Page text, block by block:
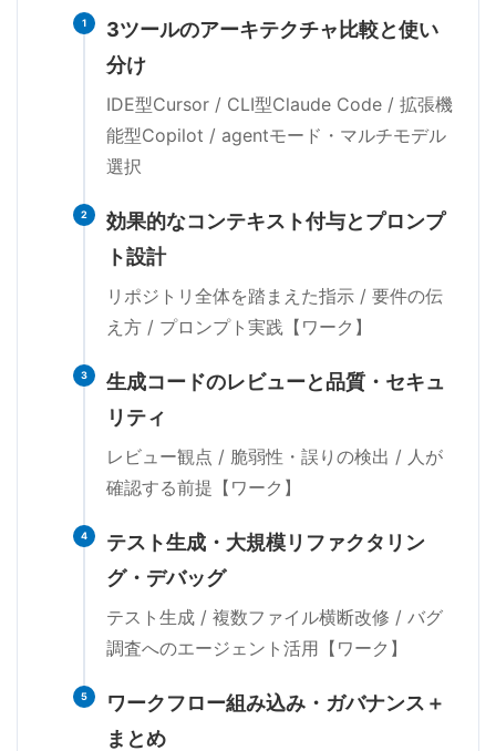
1
3ツールのアーキテクチャ比較と使い
分け
IDE型Cursor / CLI型Claude Code / 拡張機
能型Copilot / agentモード・マルチモデル
選択
2
効果的なコンテキスト付与とプロンプ
ト設計
リポジトリ全体を踏まえた指示 / 要件の伝
え方 / プロンプト実践【ワーク】
3
生成コードのレビューと品質・セキュ
リティ
レビュー観点 / 脆弱性・誤りの検出 / 人が
確認する前提【ワーク】
4
テスト生成・大規模リファクタリン
グ・デバッグ
テスト生成 / 複数ファイル横断改修 / バグ
調査へのエージェント活用【ワーク】
5
ワークフロー組み込み・ガバナンス＋
まとめ